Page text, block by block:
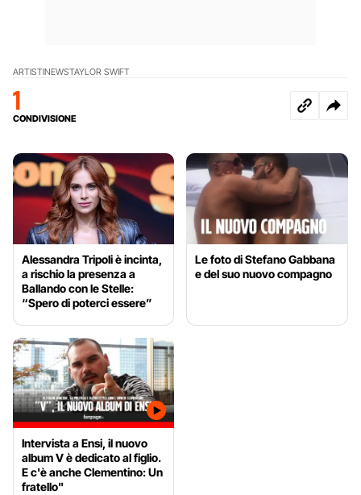
ARTISTINEWSTAYLOR SWIFT
1
CONDIVISIONE
Alessandra Tripoli è incinta,
a rischio la presenza a
Ballando con le Stelle:
“Spero di poterci essere”
Le foto di Stefano Gabbana
e del suo nuovo compagno
Intervista a Ensi, il nuovo
album V è dedicato al figlio.
E c'è anche Clementino: Un
fratello"